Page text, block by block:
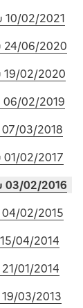
10/02/2021
24/06/2020
19/02/2020
06/02/2019
03/2018
02/2017
03/02/2016
02/2015
04/2014
01/2014
03/2013